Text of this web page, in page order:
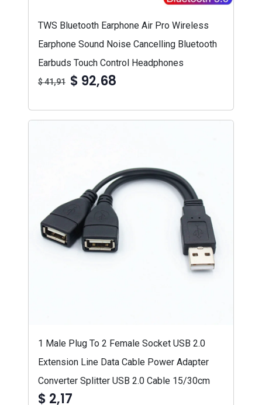
TWS Bluetooth Earphone Air Pro Wireless
Earphone Sound Noise Cancelling Bluetooth
Earbuds Touch Control Headphones
$ 41,91 $ 92,68
1 Male Plug To 2 Female Socket USB 2.0
Extension Line Data Cable Power Adapter
Converter Splitter USB 2.0 Cable 15/30cm
$ 2,17